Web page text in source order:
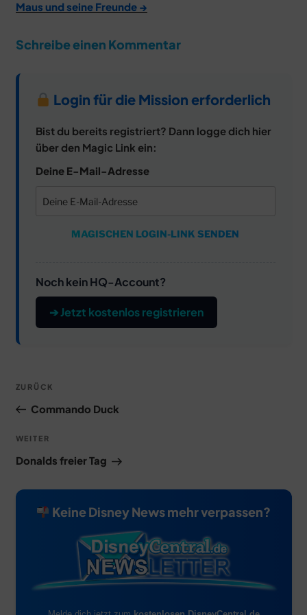
Maus und seine Freunde →
Schreibe einen Kommentar
Login für die Mission erforderlich
Bist du bereits registriert? Dann logge dich hier
über den Magic Link ein:
Deine E-Mail-Adresse
MAGISCHEN LOGIN-LINK SENDEN
Noch kein HQ-Account?
➔ Jetzt kostenlos registrieren
Beitragsnavigation
Vorheriger
Beitrag
ZURÜCK
Commando Duck
Nächster
Beitrag
WEITER
Donalds freier Tag
Keine Disney News mehr verpassen?